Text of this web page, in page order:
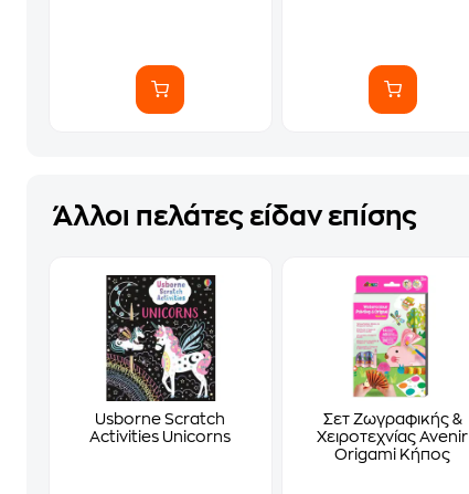
Άλλοι πελάτες είδαν επίσης
Usborne Scratch
Activities Unicorns
Σετ Ζωγραφικής &
Χειροτεχνίας Avenir
Origami Κήπος